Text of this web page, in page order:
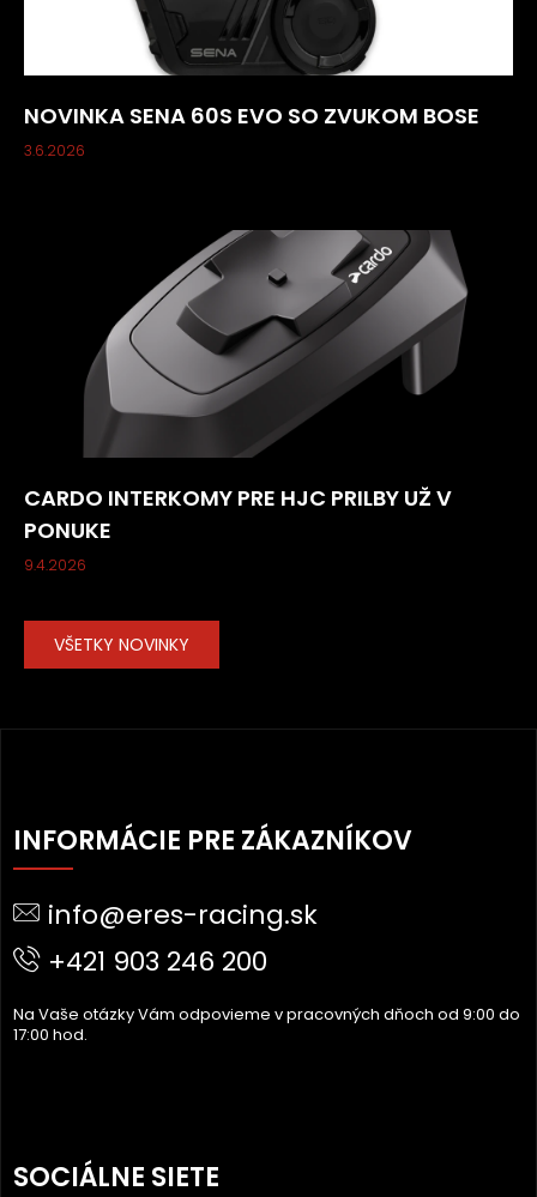
NOVINKA SENA 60S EVO SO ZVUKOM BOSE
3.6.2026
CARDO INTERKOMY PRE HJC PRILBY UŽ V
PONUKE
9.4.2026
VŠETKY NOVINKY
Á
P
T
INFORMÁCIE PRE ZÁKAZNÍKOV
info@eres-racing.sk
+421 903 246 200
Na Vaše otázky Vám odpovieme v pracovných dňoch od 9:00 do
17:00 hod.
SOCIÁLNE SIETE